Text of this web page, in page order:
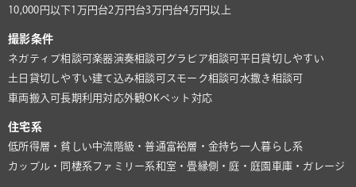
10,000円以下1万円台2万円台3万円台4万円以上
撮影条件
ネガティブ相談可楽器演奏相談可 グラビア相談可 平日貸切しやすい
土日貸切しやすい建て込み相談可 スモーク相談可 水撒き相談可
車両搬入可長期利用対応外観OKペット対応
住宅系
低所得層・貧しい中流階級・普通富裕層・金持ち 一人暮らし系
カップル・同棲系ファミリー系和室・畳縁側・庭・庭園 車庫・ガレージ